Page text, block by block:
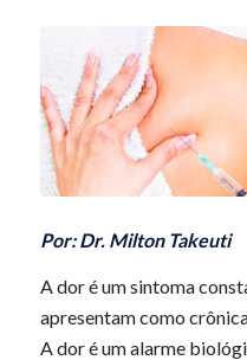
Por: Dr. Milton Takeuti
A dor é um sintoma
apresentam como
A dor é um alarme